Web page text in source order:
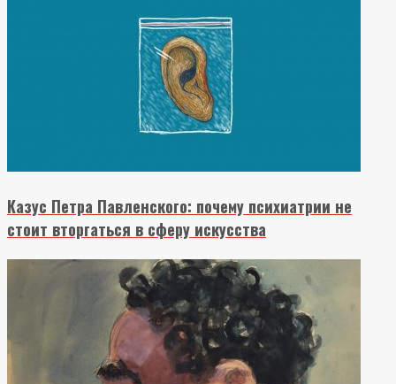
Казус Петра Павленского: почему психиатрии не
стоит вторгаться в сферу искусства